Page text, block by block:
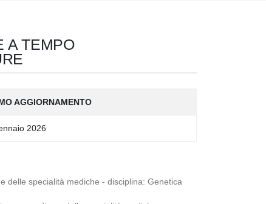
A TEMPO
AGGIORNAMENTO
2026
delle specialità mediche - disciplina: Genetica